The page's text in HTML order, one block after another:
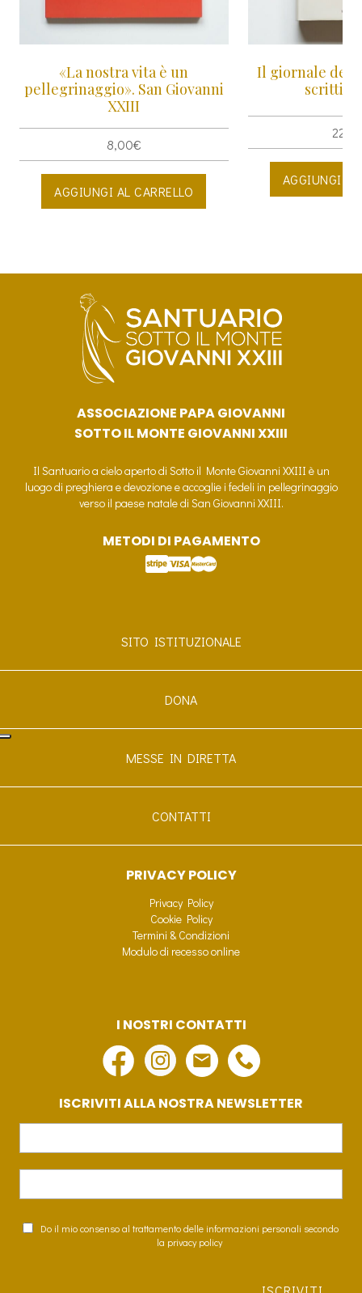
«La nostra vita è un
pellegrinaggio». San Giovanni
XXIII
8,00€
AGGIUNGI AL CARRELLO
Il giornale
scritti di
AGGIUNGI AL
ASSOCIAZIONE PAPA GIOVANNI
SOTTO IL MONTE GIOVANNI XXIII
Il Santuario a cielo aperto di Sotto il Monte Giovanni XXIII è un
luogo di preghiera e devozione e accoglie i fedeli in pellegrinaggio
verso il paese natale di San Giovanni XXIII.
METODI DI PAGAMENTO
SITO ISTITUZIONALE
DONA
MESSE IN DIRETTA
CONTATTI
PRIVACY POLICY
Privacy Policy
Cookie Policy
Termini & Condizioni
Modulo di recesso online
I NOSTRI CONTATTI
ISCRIVITI ALLA NOSTRA NEWSLETTER
Do il mio consenso al trattamento delle informazioni personali secondo
la privacy policy